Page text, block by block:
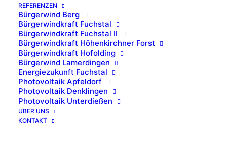
REFERENZEN
Bürgerwind Berg
Bürgerwindkraft Fuchstal
Bürgerwindkraft Fuchstal II
Bürgerwindkraft Höhenkirchner Forst
Bürgerwindkraft Hofolding
Bürgerwind Lamerdingen
Energiezukunft Fuchstal
Photovoltaik Apfeldorf
Photovoltaik Denklingen
Photovoltaik Unterdießen
ÜBER UNS
KONTAKT